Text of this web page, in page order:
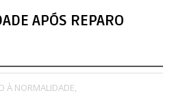
APÓS REPARO
À NORMALIDADE,